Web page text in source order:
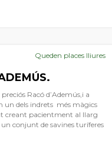
gel sobre la roca, entorns
quasi inacabables de
Queden places lliures
Racó d’Ademús,i a
un dels indrets més màgics
creant pacientment al llarg
un conjunt de savines turíferes
Espanya en 2026, el
a conèixer els seus